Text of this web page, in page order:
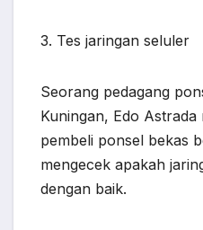
3. Tes jaringan seluler
Seorang pedagang
Kuningan, Edo
pembeli ponsel bekas
mengecek apakah
dengan baik.